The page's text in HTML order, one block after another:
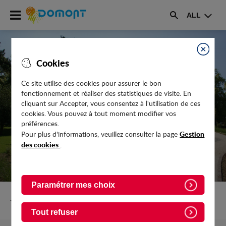
Cookies
Fermer
Ce site utilise des cookies pour assurer le bon
fonctionnement et réaliser des statistiques de visite. En
cliquant sur Accepter, vous consentez à l'utilisation de ces
cookies. Vous pouvez à tout moment modifier vos
préférences.
Pour plus d'informations, veuillez consulter la pageGestion
des cookies .
Paramétrer mes choix
Tout refuser
Accéder
au
menu
Accéder
contenu
Rechercher
ALL
RECENSEMENT 2024 - PROLONGATION
JUSQU''AU 2 MARS INCLUS
Retour vers Actualites